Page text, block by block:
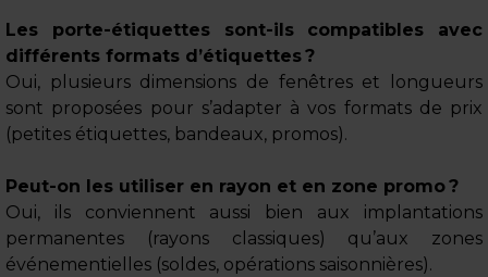
Les porte-étiquettes sont-ils compatibles avec
différents formats d’étiquettes ?
Oui, plusieurs dimensions de fenêtres et longueurs
sont proposées pour s’adapter à vos formats de prix
(petites étiquettes, bandeaux, promos).
Peut-on les utiliser en rayon et en zone promo ?
Oui, ils conviennent aussi bien aux implantations
permanentes (rayons classiques) qu’aux zones
événementielles (soldes, opérations saisonnières).